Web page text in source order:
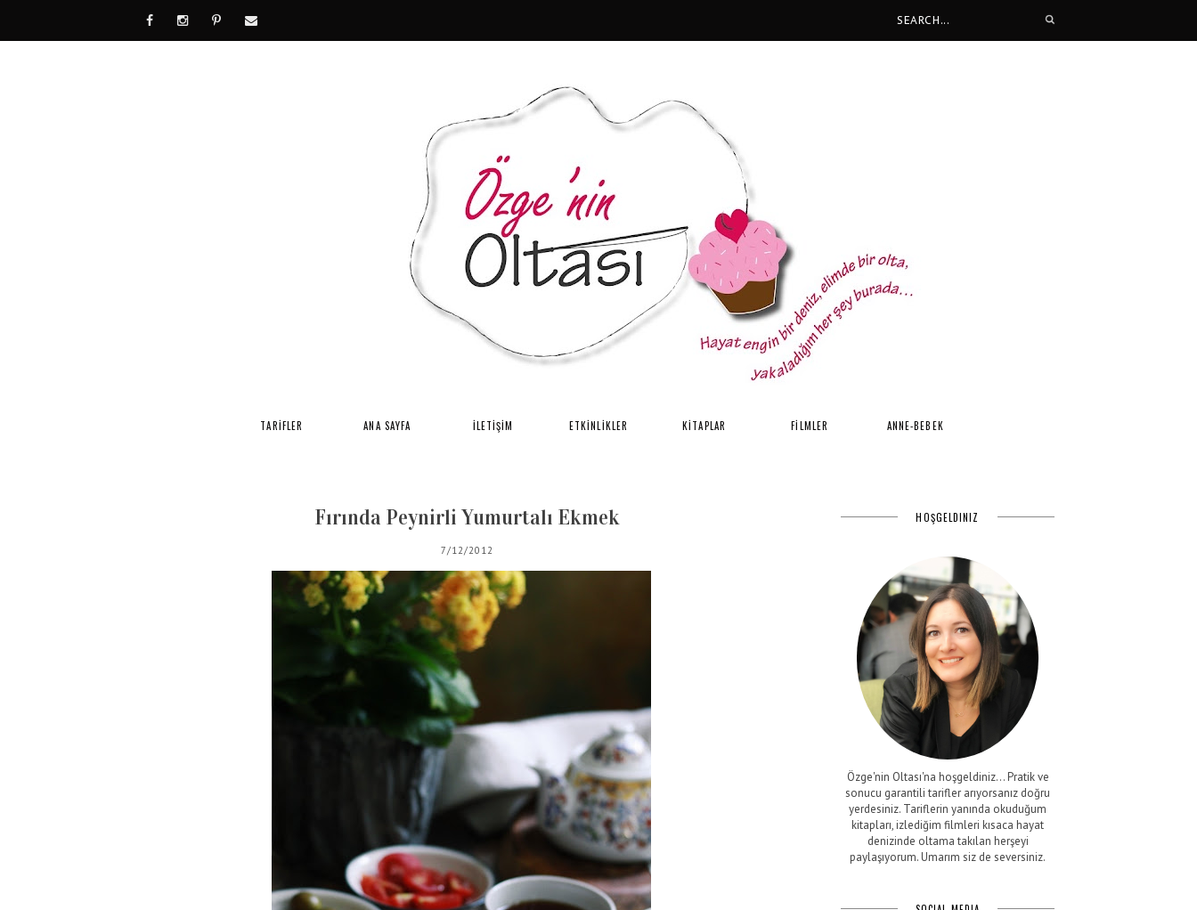
TARİFLER ANA SAYFA İLETİŞİM ETKİNLİKLER KİTAPLAR FİLMLER ANNE-BEBEK
Fırında Peynirli Yumurtalı Ekmek
7/12/2012
HOŞGELDINIZ
Özge'nin Oltası'na hoşgeldiniz... Pratik ve
sonucu garantili tarifler arıyorsanız doğru
yerdesiniz. Tariflerin yanında okuduğum
kitapları, izlediğim filmleri kısaca hayat
denizinde oltama takılan herşeyi
paylaşıyorum. Umarım siz de seversiniz.